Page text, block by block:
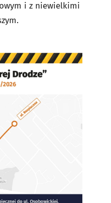
i z niewielkimi